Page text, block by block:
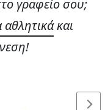
γραφείο σου;
και